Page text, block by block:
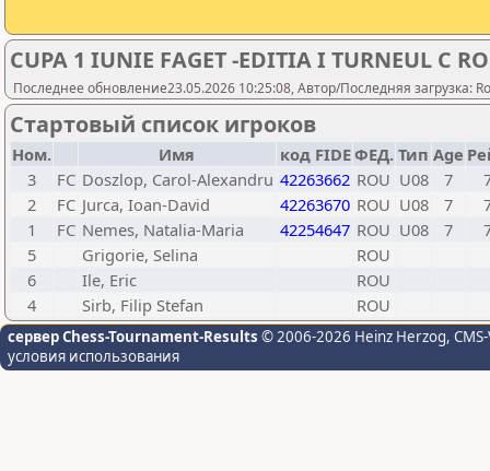
CUPA 1 IUNIE FAGET -EDITIA I TURNEUL C
Последнее обновление23.05.2026 10:25:08, Автор/Последняя загрузка:
Стартовый список игроков
Ном. Имя код FIDEФЕД. Тип Age
3
FC Doszlop, Carol-Alexandru 42263662 ROU U08 7
2
FC Jurca, Ioan-David 42263670 ROU U08 7
1
FC Nemes, Natalia-Maria 42254647 ROU U08 7
5
Grigorie, Selina
ROU
6
Ile, Eric
ROU
4
Sirb, Filip Stefan ROU
сервер Chess-Tournament-Results © 2006-2026 Heinz Herzog,
условия использования